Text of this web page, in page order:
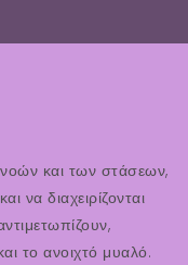
και των στάσεων,
να διαχειρίζονται
το ανοιχτό μυαλό.